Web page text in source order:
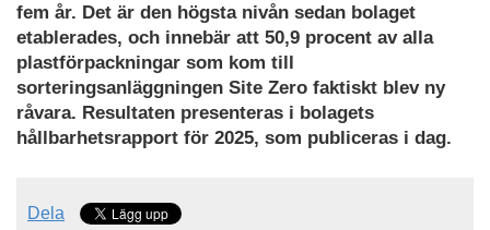
fem år. Det är den högsta nivån sedan bolaget
etablerades, och innebär att 50,9 procent av alla
plastförpackningar som kom till
sorteringsanläggningen Site Zero faktiskt blev ny
råvara. Resultaten presenteras i bolagets
hållbarhetsrapport för 2025, som publiceras i dag.
Dela